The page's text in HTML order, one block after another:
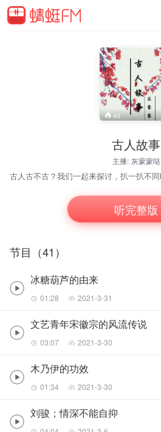
40
古人故事
主播: 灰蒙蒙哒
听完整版
节目（41）
冰糖葫芦的由来
01:28 2021-3-31
文艺青年宋徽宗的风流传说
03:07 2021-3-30
木乃伊的功效
01:34 2021-3-30
刘骏；情深不能自抑